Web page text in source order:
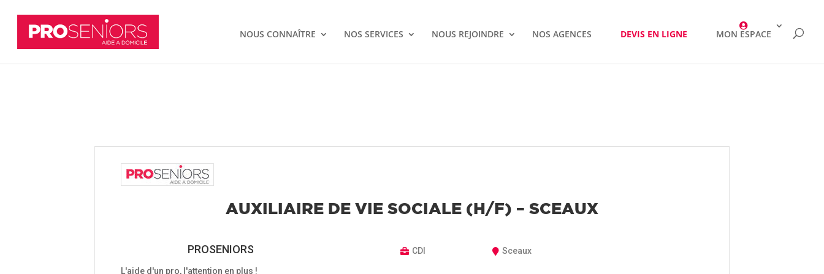
NOUS CONNAÎTRE NOS SERVICES NOUS REJOINDRE NOS AGENCES DEVIS EN LIGNE MON ESPACE
AUXILIAIRE DE VIE SOCIALE (H/F) – SCEAUX
PROSENIORS CDI Sceaux
L'aide d'un pro, l'attention en plus !